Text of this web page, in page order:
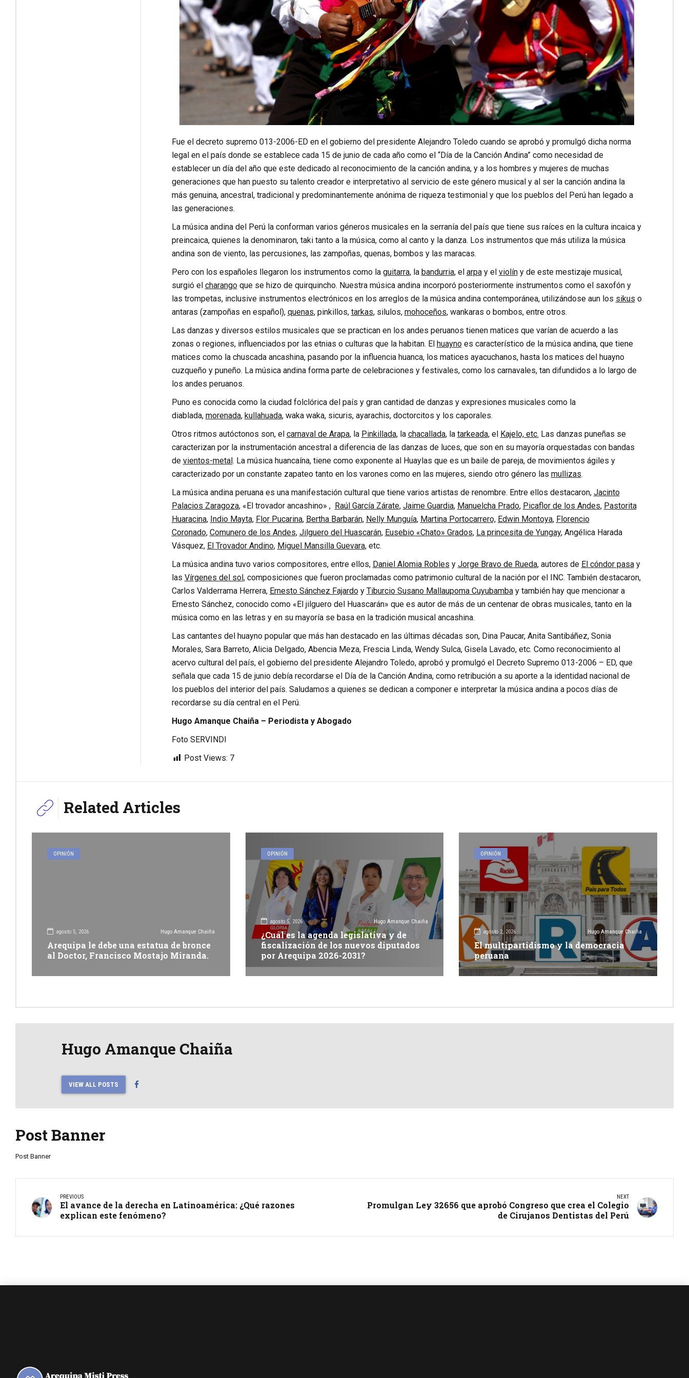
Fue el decreto supremo 013-2006-ED en el gobierno del presidente Alejandro Toledo cuando se aprobó y promulgó dicha norma
legal en el país donde se establece cada 15 de junio de cada año como el “Día de la Canción Andina” como necesidad de
establecer un día del año que este dedicado al reconocimiento de la canción andina, y a los hombres y mujeres de muchas
generaciones que han puesto su talento creador e interpretativo al servicio de este género musical y al ser la canción andina la
más genuina, ancestral, tradicional y predominantemente anónima de riqueza testimonial y que los pueblos del Perú han legado a
las generaciones.
La música andina del Perú la conforman varios géneros musicales en la serranía del país que tiene sus raíces en la cultura incaica y
preincaica, quienes la denominaron, taki tanto a la música, como al canto y la danza. Los instrumentos que más utiliza la música
andina son de viento, las percusiones, las zampoñas, quenas, bombos y las maracas.
Pero con los españoles llegaron los instrumentos como la guitarra, la bandurria, el arpay el violíny de este mestizaje musical,
surgió el charangoque se hizo de quirquincho. Nuestra música andina incorporó posteriormente instrumentos como el saxofón y
las trompetas, inclusive instrumentos electrónicos en los arreglos de la música andina contemporánea, utilizándose aun los sikus o
antaras (zampoñas en español), quenas, pinkillos, tarkas, silulos, mohoceños, wankaras o bombos, entre otros.
Las danzas y diversos estilos musicales que se practican en los andes peruanos tienen matices que varían de acuerdo a las
zonas o regiones, influenciados por las etnias o culturas que la habitan. El huaynoes característico de la música andina, que tiene
matices como la chuscada ancashina, pasando por la influencia huanca, los matices ayacuchanos, hasta los matices del huayno
cuzqueño y puneño. La música andina forma parte de celebraciones y festivales, como los carnavales, tan difundidos a lo largo de
los andes peruanos.
Puno es conocida como la ciudad folclórica del país y gran cantidad de danzas y expresiones musicales como la
diablada, morenada, kullahuada, waka waka, sicuris, ayarachis, doctorcitos y los caporales.
Otros ritmos autóctonos son, el carnaval de Arapa, la Pinkillada, la chacallada, la tarkeada, el Kajelo, etc. Las danzas puneñas se
caracterizan por la instrumentación ancestral a diferencia de las danzas de luces, que son en su mayoría orquestadas con bandas
de vientos-metal . La música huancaína, tiene como exponente al Huaylas que es un baile de pareja, de movimientos ágiles y
caracterizado por un constante zapateo tanto en los varones como en las mujeres, siendo otro género las mullizas.
La música andina peruana es una manifestación cultural que tiene varios artistas de renombre. Entre ellos destacaron, Jacinto
Palacios Zaragoza, «El trovador ancashino» , Raúl García Zárate, Jaime Guardia, Manuelcha Prado, Picaflor de los Andes, Pastorita
Huaracina, Indio Mayta, Flor Pucarina, Bertha Barbarán, Nelly Munguía, Martina Portocarrero, Edwin Montoya, Florencio
Coronado, Comunero de los Andes, Jilguero del Huascarán, Eusebio «Chato» Grados, La princesita de Yungay, Angélica Harada
Vásquez, El Trovador Andino, Miguel Mansilla Guevara, etc.
La música andina tuvo varios compositores, entre ellos, Daniel Alomia Robles y Jorge Bravo de Rueda, autores de El cóndor pasay
las Vírgenes del sol , composiciones que fueron proclamadas como patrimonio cultural de la nación por el INC. También destacaron,
Carlos Valderrama Herrera, Ernesto Sánchez Fajardoy Tiburcio Susano Mallaupoma Cuyubambay también hay que mencionar a
Ernesto Sánchez, conocido como «El jilguero del Huascarán» que es autor de más de un centenar de obras musicales, tanto en la
música como en las letras y en su mayoría se basa en la tradición musical ancashina.
Las cantantes del huayno popular que más han destacado en las últimas décadas son, Dina Paucar, Anita Santibáñez, Sonia
Morales, Sara Barreto, Alicia Delgado, Abencia Meza, Frescia Linda, Wendy Sulca, Gisela Lavado, etc. Como reconocimiento al
acervo cultural del país, el gobierno del presidente Alejandro Toledo, aprobó y promulgó el Decreto Supremo 013-2006 – ED, que
señala que cada 15 de junio debía recordarse el Día de la Canción Andina, como retribución a su aporte a la identidad nacional de
los pueblos del interior del país. Saludamos a quienes se dedican a componer e interpretar la música andina a pocos días de
recordarse su día central en el Perú.
Hugo Amanque Chaiña – Periodista y Abogado
Foto SERVINDI
Post Views: 7
Related Articles
OPINIÓN
agosto 5, 2026 Hugo Amanque Chaiña
Arequipa le debe una estatua de bronce
al Doctor, Francisco Mostajo Miranda.
OPINIÓN
agosto 5, 2026 Hugo Amanque Chaiña
¿Cuál es la agenda legislativa y de
fiscalización de los nuevos diputados
por Arequipa 2026-2031?
OPINIÓN
agosto 2, 2026 Hugo Amanque Chaiña
El multipartidismo y la democracia
peruana
Hugo Amanque Chaiña
VIEW ALL POSTS
Post Banner
Post Banner
PREVIOUS
El avance de la derecha en Latinoamérica: ¿Qué razones
explican este fenómeno?
NEXT
Promulgan Ley 32656 que aprobó Congreso que crea el Colegio
de Cirujanos Dentistas del Perú